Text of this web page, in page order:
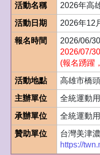
活動名稱 2026年高
活動日期 2026年12
報名時間 2026/06/
2026/07/
(報名踴躍
活動地點 高雄市橋
主辦單位 全統運動
承辦單位 全統運動
贊助單位
台灣美津
https://